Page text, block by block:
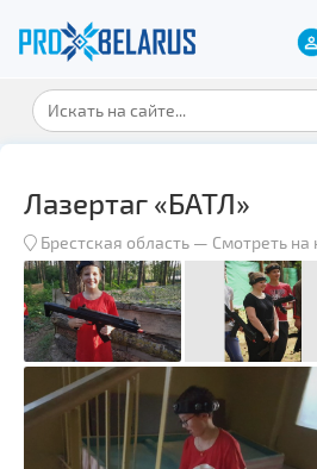
Лазертаг «БАТЛ»
Брестская область — Смотреть на